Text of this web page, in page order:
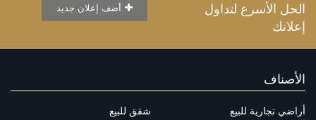
الحل الأسرع لتداول
إعلانك
أضف إعلان جديد
الأصناف
أراضي تجارية للبيع
شقق للبيع